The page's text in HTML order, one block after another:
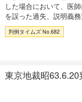
した場合において、医
を誤った過失、説明義
判例タイムズ No.682
東京地裁昭63.6.20